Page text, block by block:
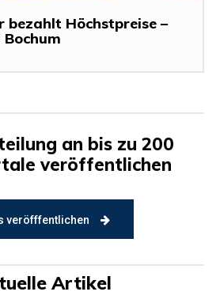
bezahlt Höchstpreise –
an bis zu 200
veröffentlichen
veröfffentlichen
Artikel